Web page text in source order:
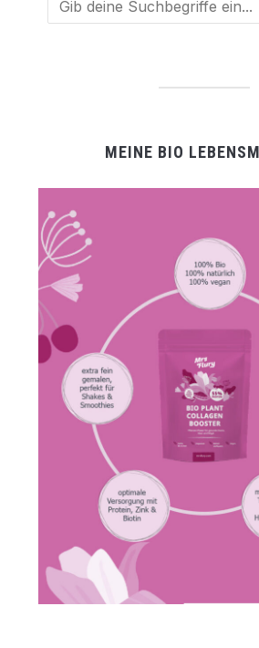
MEINE BIO